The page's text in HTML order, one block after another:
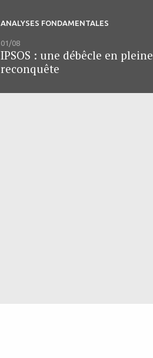
ANALYSES FONDAMENTALES
01/08
IPSOS : une débêcle en pleine
reconquête